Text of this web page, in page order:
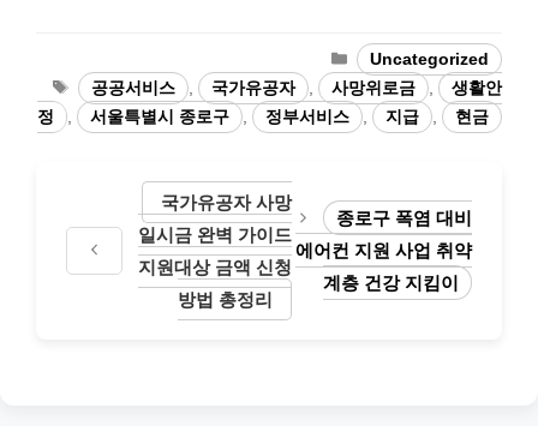
Categories
Uncategorized
Tags공공서비스 국가유공자 사망위로금
생활안
정
서울특별시 종로구 정부서비스 지급 현금
국가유공자 사망
일시금 완벽 가이드
지원대상 금액 신청
방법 총정리
종로구 폭염 대비
에어컨 지원 사업 취약
계층 건강 지킴이